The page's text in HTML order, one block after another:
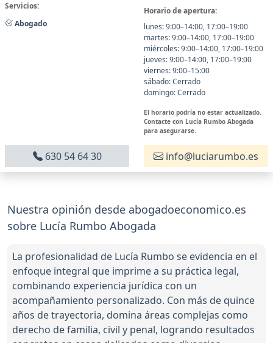
Servicios:
Abogado
Horario de apertura:
lunes: 9:00–14:00, 17:00–19:00
martes: 9:00–14:00, 17:00–19:00
miércoles: 9:00–14:00, 17:00–19:00
jueves: 9:00–14:00, 17:00–19:00
viernes: 9:00–15:00
sábado: Cerrado
domingo: Cerrado
El horario podría no estar actualizado.
Contacte con Lucía Rumbo Abogada
para asegurarse.
630 54 64 30 info@luciarumbo.es
Nuestra opinión desde abogadoeconomico.es
sobre Lucía Rumbo Abogada
La profesionalidad de Lucía Rumbo se evidencia en el
enfoque integral que imprime a su práctica legal,
combinando experiencia jurídica con un
acompañamiento personalizado. Con más de quince
años de trayectoria, domina áreas complejas como
derecho de familia, civil y penal, logrando resultados